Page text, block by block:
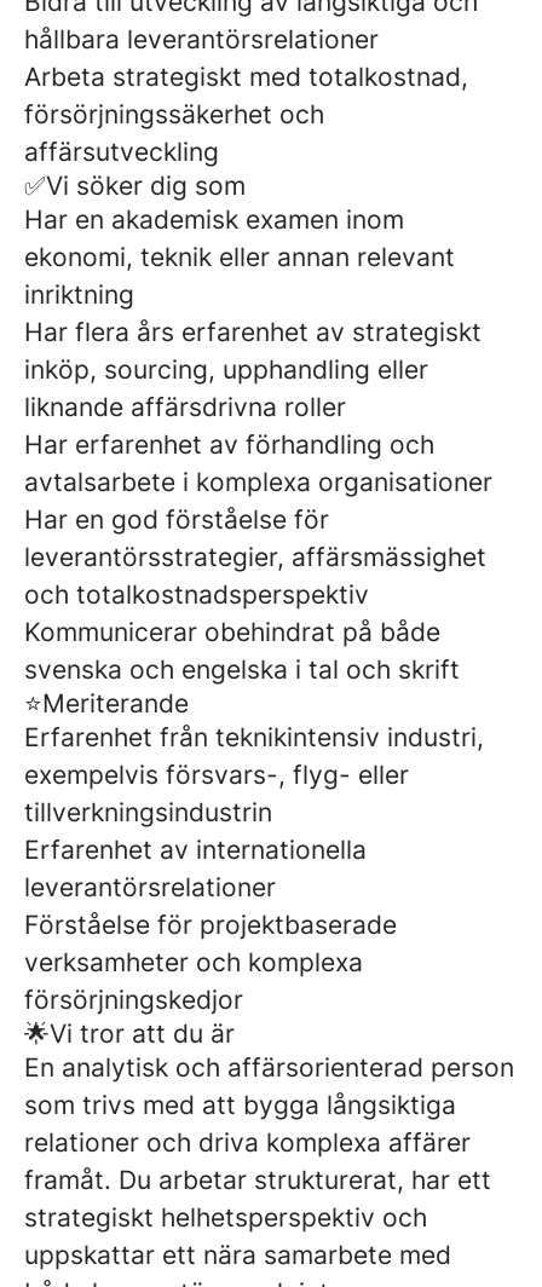
hållbara leverantörsrelationer
Arbeta strategiskt med totalkostnad,
försörjningssäkerhet och
affärsutveckling
✅Vi söker dig som
Har en akademisk examen inom
ekonomi, teknik eller annan relevant
inriktning
Har flera års erfarenhet av strategiskt
inköp, sourcing, upphandling eller
liknande affärsdrivna roller
Har erfarenhet av förhandling och
avtalsarbete i komplexa organisationer
Har en god förståelse för
leverantörsstrategier, affärsmässighet
och totalkostnadsperspektiv
Kommunicerar obehindrat på både
svenska och engelska i tal och skrift
⭐Meriterande
Erfarenhet från teknikintensiv industri,
exempelvis försvars-, flyg- eller
tillverkningsindustrin
Erfarenhet av internationella
leverantörsrelationer
Förståelse för projektbaserade
verksamheter och komplexa
försörjningskedjor
🌟Vi tror att du är
En analytisk och affärsorienterad person
som trivs med att bygga långsiktiga
relationer och driva komplexa affärer
framåt. Du arbetar strukturerat, har ett
strategiskt helhetsperspektiv och
uppskattar ett nära samarbete med